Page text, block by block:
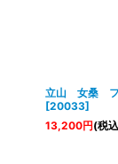
立山 女桑
[20033]
13,200円(税